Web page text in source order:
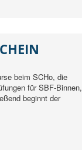
beim SCHo, die
für SBF-Binnen,
beginnt der